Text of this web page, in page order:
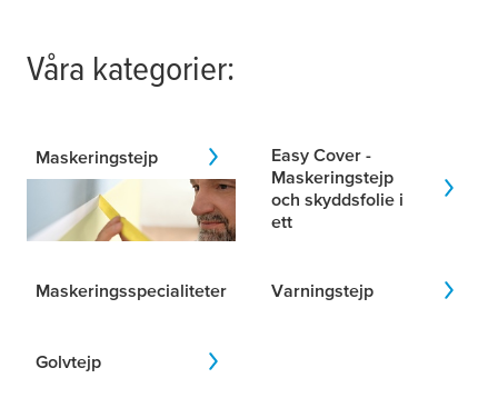
Våra kategorier:
Maskeringstejp
Easy Cover -
Maskeringstejp
och skyddsfolie i
ett
Maskeringsspecialiteter Varningstejp
Golvtejp